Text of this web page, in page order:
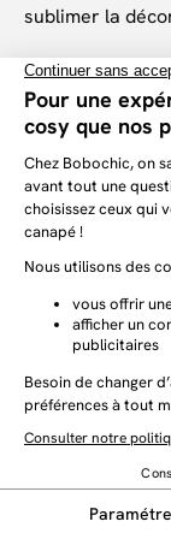
sublimer la
Envie de
?
Si vous
avec des
consulter notre
divers et
ou untapis beige
chaleur à votre
Tapis pour la